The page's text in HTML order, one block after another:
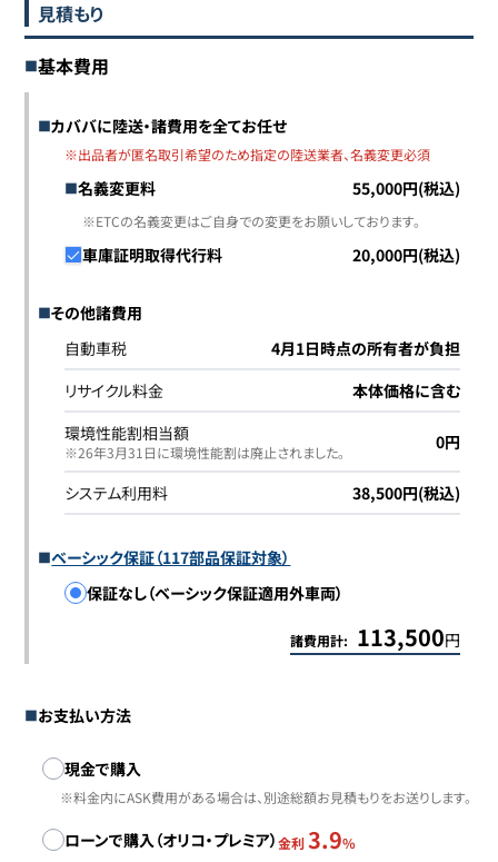
見積もり
基本費用
カババに陸送・諸費用を全てお任せ
※出品者が匿名取引希望のため指定の陸送業者、名義変更必須
名義変更料 55,000円(税込)
※ETCの名義変更はご自身での変更をお願いしております。
車庫証明取得代行料 20,000円(税込)
その他諸費用
自動車税
4月1日時点の所有者が負担
リサイクル料金
本体価格に含む
環境性能割相当額
※26年3月31日に環境性能割は廃止されました｡ 0円
システム利用料 38,500円(税込)
ベーシック保証（117部品保証対象）
保証なし（ベーシック保証適用外車両）
諸費用計: 113,500円
お支払い方法
お支払い方法
現金で購入
※料金内にASK費用がある場合は、別途総額お見積もりをお送りします。
ローンで購入（オリコ・プレミア）金利 3.9%